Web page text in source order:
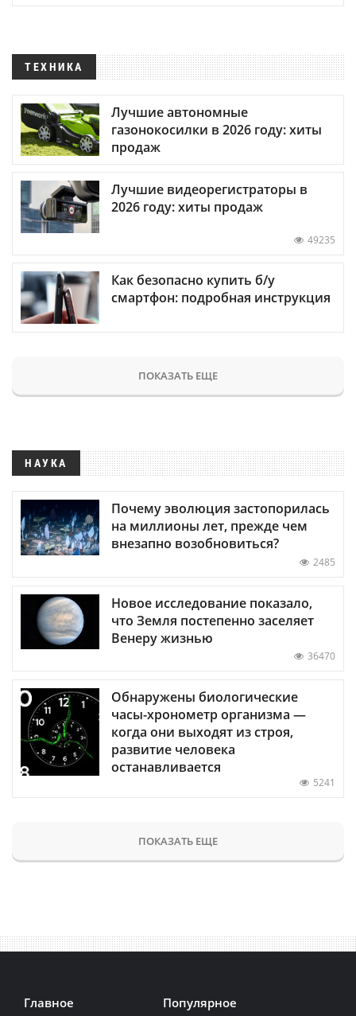
ТЕХНИКА
Лучшие автономные
газонокосилки в 2026 году: хиты
продаж
Лучшие видеорегистраторы в
2026 году: хиты продаж
49235
Как безопасно купить б/у
смартфон: подробная инструкция
ПОКАЗАТЬ ЕЩЕ
НАУКА
Почему эволюция застопорилась
на миллионы лет, прежде чем
внезапно возобновиться?
2485
Новое исследование показало,
что Земля постепенно заселяет
Венеру жизнью
36470
Обнаружены биологические
часы-хронометр организма —
когда они выходят из строя,
развитие человека
останавливается
5241
ПОКАЗАТЬ ЕЩЕ
Главное Популярное